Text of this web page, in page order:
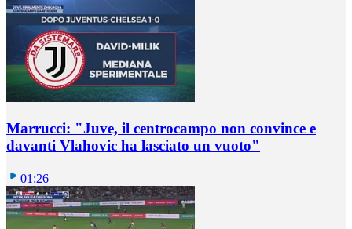
Marrucci: "Juve, il centrocampo non convince e
davanti Vlahovic ha lasciato un vuoto"
01:26